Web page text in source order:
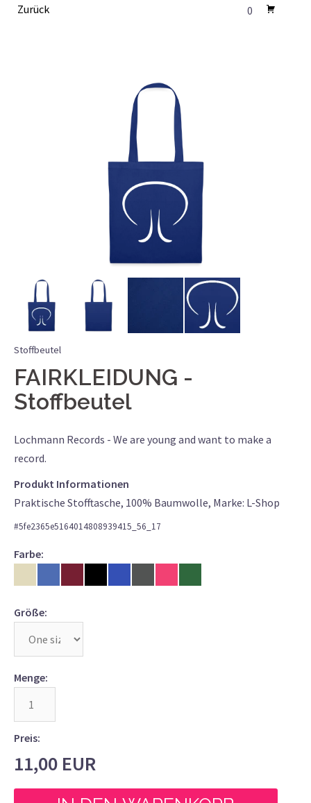
Zurück 0
Stoffbeutel
FAIRKLEIDUNG
Stoffbeutel
Lochmann Records - We are young and want to make a
record.
Produkt Informationen
Praktische Stofftasche, 100% Baumwolle, Marke: L-Shop
#5fe2365e5164014808939415_56_17
Farbe:
Größe:
Menge:
Preis:
11,00 EUR